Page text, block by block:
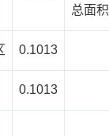
总面积
0.1013
0.1013